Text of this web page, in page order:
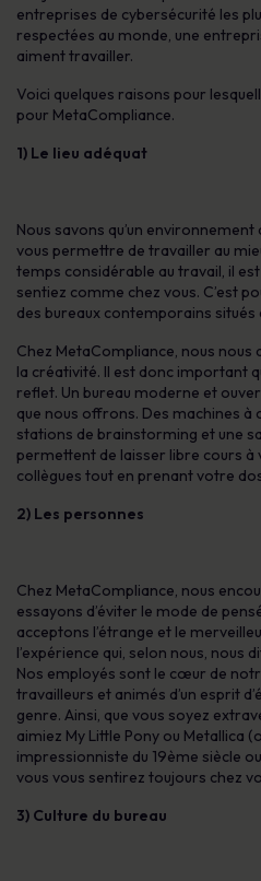
entreprises de cybersécurité les
respectées au monde, une
aiment travailler.
Voici quelques raisons pour
pour MetaCompliance.
1) Le lieu adéquat
Nous savons qu’un
vous permettre de travailler au
temps considérable au travail, il
sentiez comme chez vous. C’est
des bureaux contemporains situés
Chez MetaCompliance, nous nous
la créativité. Il est donc important
reflet. Un bureau moderne et
que nous offrons. Des machines
stations de brainstorming et une
permettent de laisser libre cours
collègues tout en prenant votre
2) Les personnes
Chez MetaCompliance, nous
essayons d’éviter le mode de
acceptons l’étrange et le
l’expérience qui, selon nous, nous
Nos employés sont le cœur de
travailleurs et animés d’un esprit
genre. Ainsi, que vous soyez
aimiez My Little Pony ou Metallica
impressionniste du 19ème siècle
vous vous sentirez toujours chez
3) Culture du bureau